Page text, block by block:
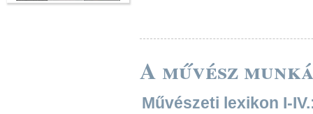
A művész
Művészeti lexikon I-